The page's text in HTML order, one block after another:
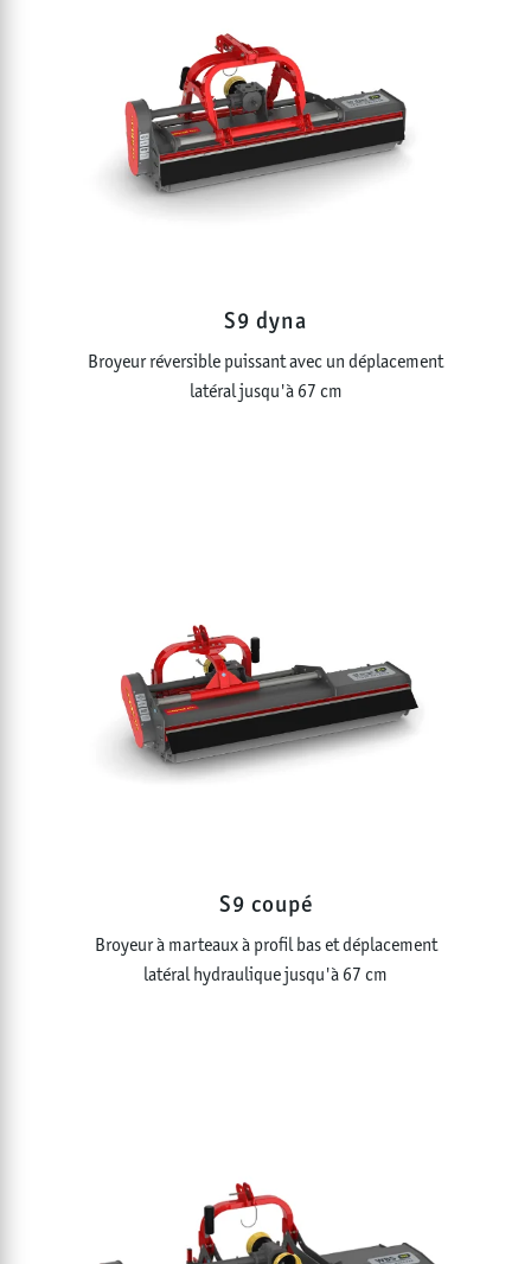
S9 dyna
Broyeur réversible puissant avec un déplacement
latéral jusqu'à 67 cm
S9 coupé
Broyeur à marteaux à profil bas et déplacement
latéral hydraulique jusqu'à 67 cm